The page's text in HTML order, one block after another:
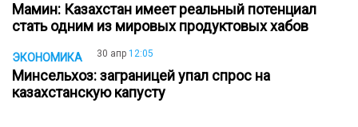
Мамин: Казахстан имеет реальный потенциал
стать одним из мировых продуктовых хабов
ЭКОНОМИКА 30 апр 12:05
Минсельхоз: заграницей упал спрос на
казахстанскую капусту